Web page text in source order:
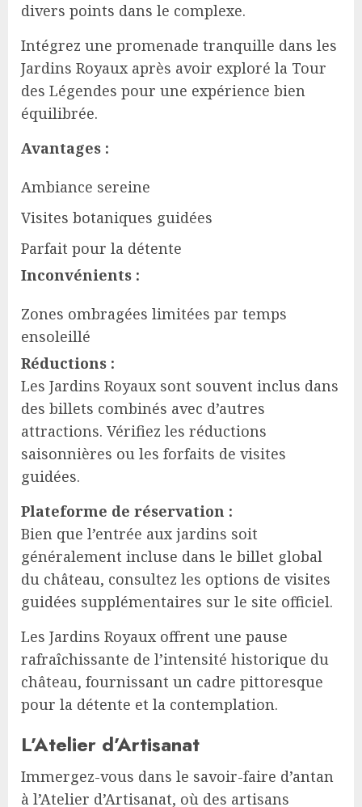
divers points dans le complexe.
Intégrez une promenade tranquille dans les
Jardins Royaux après avoir exploré la Tour
des Légendes pour une expérience bien
équilibrée.
Avantages :
Ambiance sereine
Visites botaniques guidées
Parfait pour la détente
Inconvénients :
Zones ombragées limitées par temps
ensoleillé
Réductions :
Les Jardins Royaux sont souvent inclus dans
des billets combinés avec d’autres
attractions. Vérifiez les réductions
saisonnières ou les forfaits de visites
guidées.
Plateforme de réservation :
Bien que l’entrée aux jardins soit
généralement incluse dans le billet global
du château, consultez les options de visites
guidées supplémentaires sur le site officiel.
Les Jardins Royaux offrent une pause
rafraîchissante de l’intensité historique du
château, fournissant un cadre pittoresque
pour la détente et la contemplation.
L’Atelier d’Artisanat
Immergez-vous dans le savoir-faire d’antan
à l’Atelier d’Artisanat, où des artisans